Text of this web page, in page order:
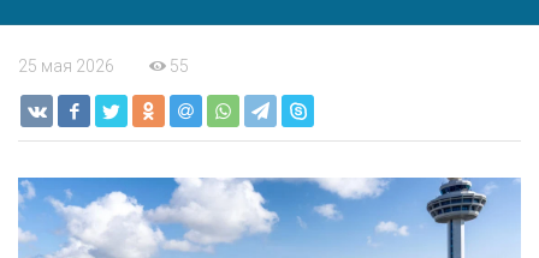
25 мая 2026 55